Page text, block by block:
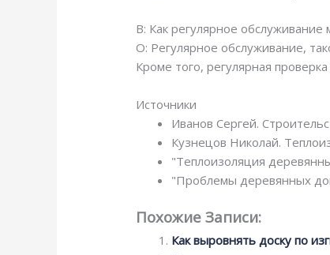
В: Как регулярное
О: Регулярное обслуживание,
Кроме того, регулярная
Источники
Иванов Сергей.
Кузнецов Николай.
"Теплоизоляция
"Проблемы деревянных
Похожие Записи:
Как выровнять доску по